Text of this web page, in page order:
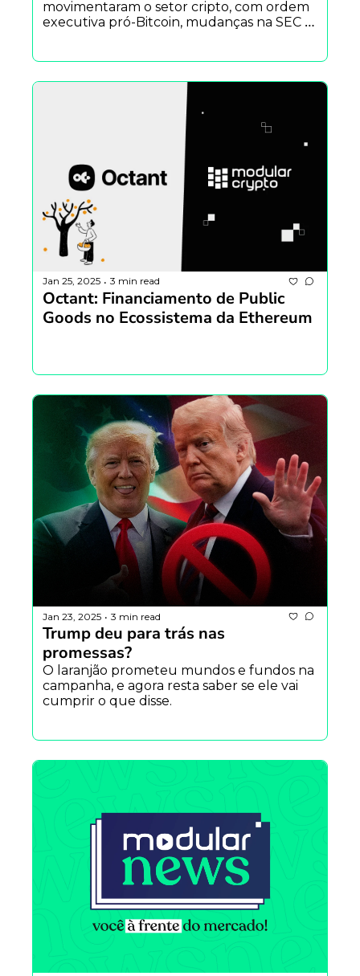
movimentaram o setor cripto, com ordem
executiva pró-Bitcoin, mudanças na SEC e
Jan 25, 2025 • 3 min read
Octant: Financiamento de Public
Goods no Ecossistema da Ethereum
Jan 23, 2025 • 3 min read
Trump deu para trás nas
promessas?
O laranjão prometeu mundos e fundos na
campanha, e agora resta saber se ele vai
cumprir o que disse.